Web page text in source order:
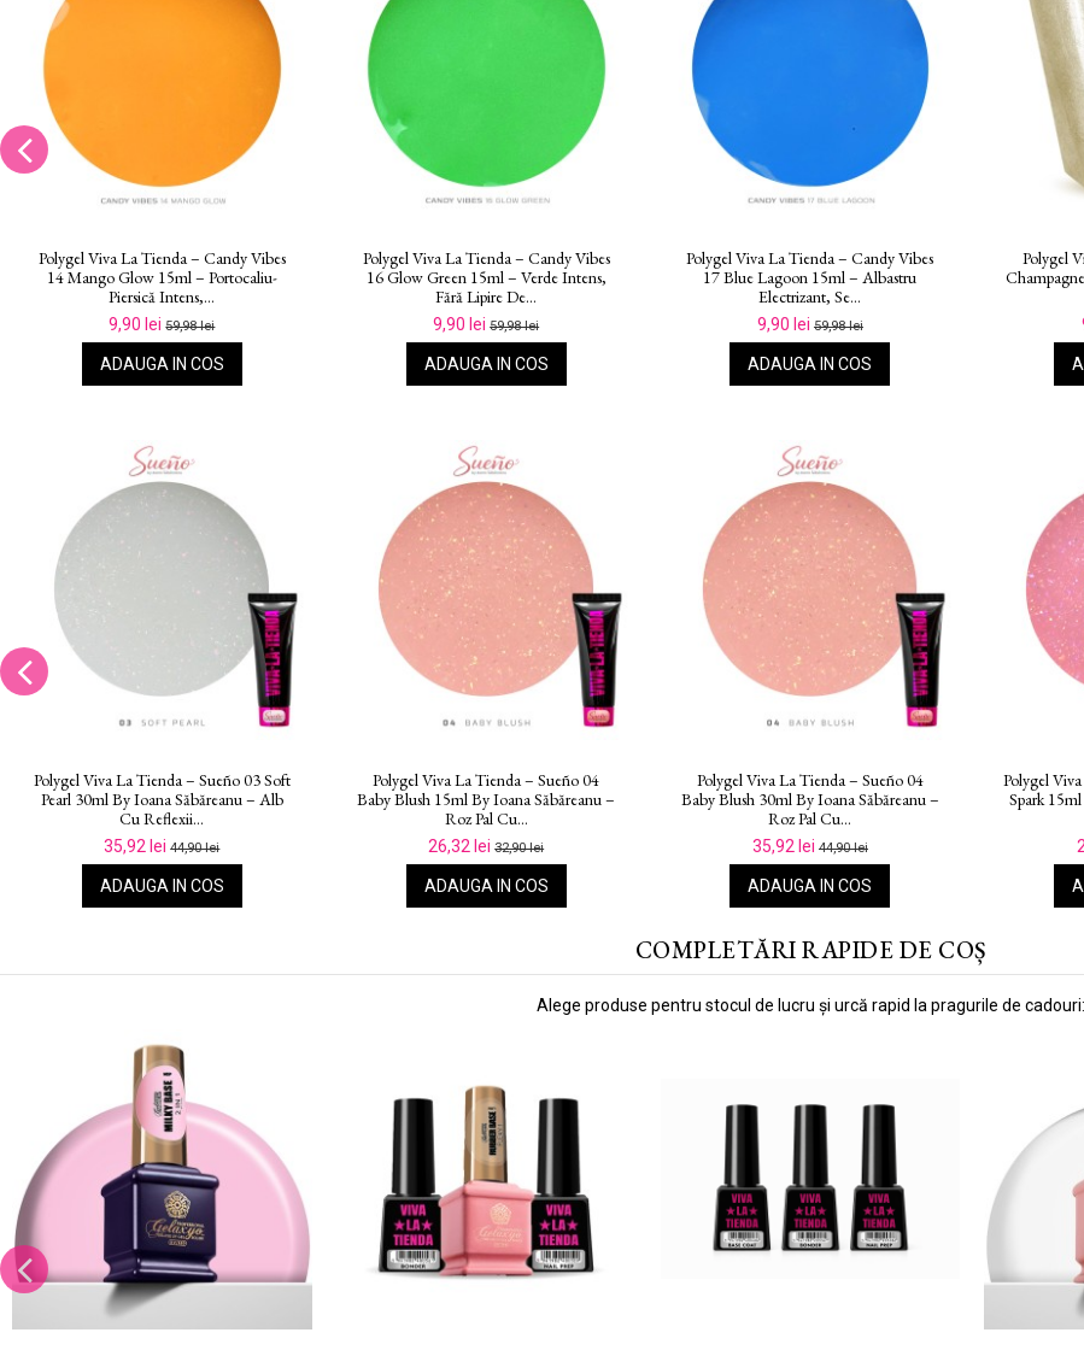
Polygel Viva La Tienda – Candy Vibes
17 Blue Lagoon 15ml – Albastru
Electrizant, Se...
9,90 lei59,98 lei
ADAUGA IN COS
Polygel Viva La Tienda – Pearly 10
Champagne Pearl 15ml – Auriu Deschis
Cu Efect...
9,90 lei59,98 lei
ADAUGA IN COS
Polygel Viva La Tienda – Soft Shine 22
Crystal Ice 15ml – Alb Cu Sclipici
Auriu, Nu Se...
23,99 lei59,98 lei
ADAUGA IN COS
Polygel
Blush
Polygel Viva La Tienda – Sueño 06 Pink
Shimmer 15ml By Ioana Săbăreanu –
Alb Cu...
26,32 lei32,90 lei
ADAUGA IN COS
Polygel Viva La Tienda – Sueño 06 Pink
Shimmer 30ml By Ioana Săbăreanu –
Alb Cu...
35,92 lei44,90 lei
ADAUGA IN COS
Polygel Viva La Tienda – Sueño 07 Pink
Veil 15ml By Ioana Săbăreanu – Roz Pal
Cu...
26,32 lei 32,90 lei
ADAUGA IN COS
Polygel
Veil 30ml
COMPLETĂRI RAPIDE DE COȘ
Alege produse pentru stocul de lucru și urcă rapid la pragurile de cadouri: